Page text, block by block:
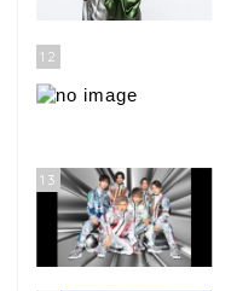
12
13